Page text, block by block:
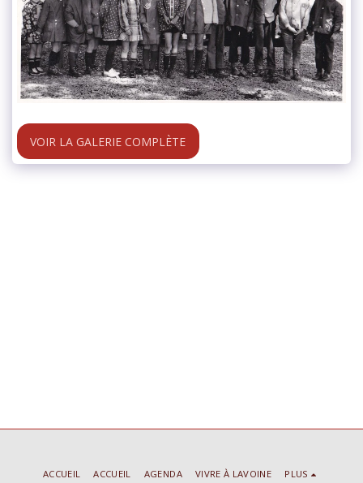
VOIR LA GALERIE COMPLÈTE
ACCUEIL ACCUEIL AGENDA VIVRE À LAVOINE PLUS